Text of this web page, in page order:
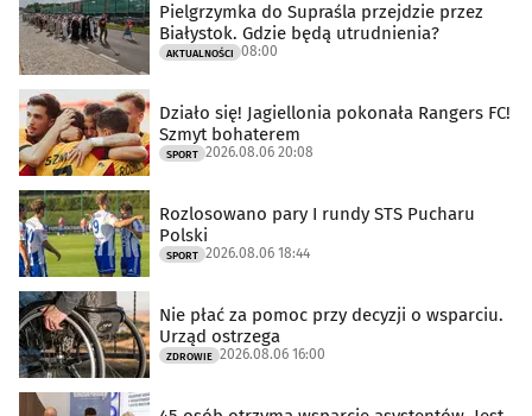
Pielgrzymka do Supraśla przejdzie przez
Białystok. Gdzie będą utrudnienia?
AKTUALNOŚCI 08:00
Działo się! Jagiellonia pokonała Rangers FC!
Szmyt bohaterem
SPORT 2026.08.06 20:08
Rozlosowano pary I rundy STS Pucharu
Polski
SPORT 2026.08.06 18:44
Nie płać za pomoc przy decyzji o wsparciu.
Urząd ostrzega
ZDROWIE 2026.08.06 16:00